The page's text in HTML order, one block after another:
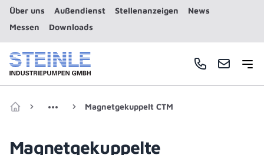
Über uns Außendienst Stellenanzeigen
News
Messen
Downloads
Telefonnummer
E-Mail
Zur Startseite Magnetgekuppelt CTM
Magnetgekuppelte